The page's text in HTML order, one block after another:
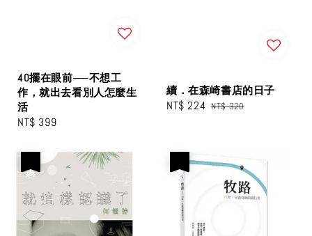
40擺在眼前──不想工
作，就出去看別人怎麼生
活
Regular
NT$ 399
續．在森崎書店的日子
Sale
NT$ 224 Regular
NT$ 320